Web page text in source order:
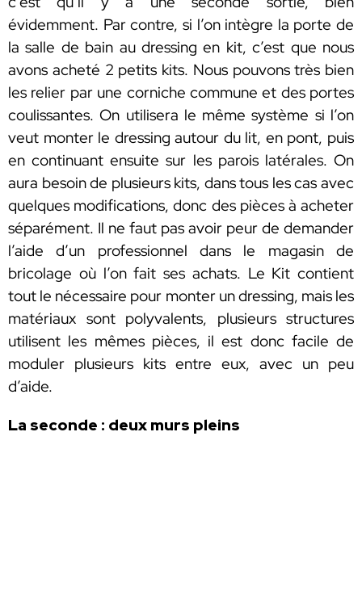
évidemment. Par contre, si l’on intègre la porte de
la salle de bain au dressing en kit, c’est que nous
avons acheté 2 petits kits. Nous pouvons très bien
les relier par une corniche commune et des portes
coulissantes. On utilisera le même système si l’on
veut monter le dressing autour du lit, en pont, puis
en continuant ensuite sur les parois latérales. On
aura besoin de plusieurs kits, dans tous les cas avec
quelques modifications, donc des pièces à acheter
séparément. Il ne faut pas avoir peur de demander
l’aide d’un professionnel dans le magasin de
bricolage où l’on fait ses achats. Le Kit contient
tout le nécessaire pour monter un dressing, mais les
matériaux sont polyvalents, plusieurs structures
utilisent les mêmes pièces, il est donc facile de
moduler plusieurs kits entre eux, avec un peu
d’aide.
La seconde : deux murs pleins